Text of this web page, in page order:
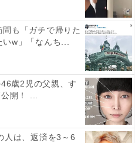
も「ガチで帰りた
いw」「なんち...
歳2児の父親、す
公開！ ...
人は、返済を3～6